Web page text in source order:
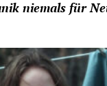
niemals für